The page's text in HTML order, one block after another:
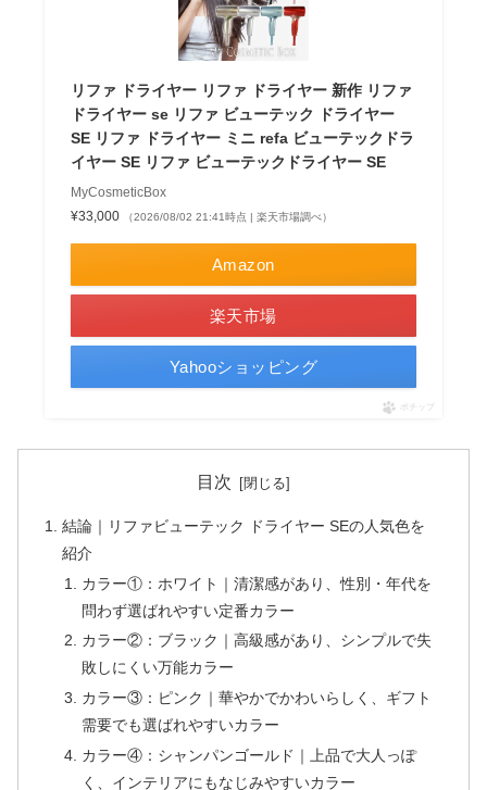
リファ ドライヤー リファ ドライヤー 新作 リファ
ドライヤー se リファ ビューテック ドライヤー
SE リファ ドライヤー ミニ refa ビューテックドラ
イヤー SE リファ ビューテックドライヤー SE
MyCosmeticBox
¥33,000
（2026/08/02 21:41時点 | 楽天市場調べ）
Amazon
楽天市場
Yahooショッピング
ポチップ
目次
結論｜リファビューテック ドライヤー SEの人気色を
紹介
カラー①：ホワイト｜清潔感があり、性別・年代を
問わず選ばれやすい定番カラー
カラー②：ブラック｜高級感があり、シンプルで失
敗しにくい万能カラー
カラー③：ピンク｜華やかでかわいらしく、ギフト
需要でも選ばれやすいカラー
カラー④：シャンパンゴールド｜上品で大人っぽ
く、インテリアにもなじみやすいカラー